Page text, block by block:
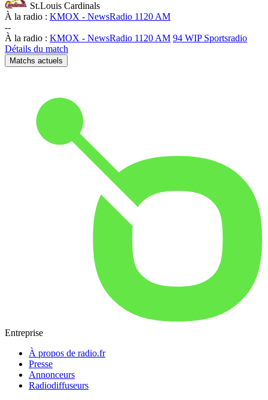
St.Louis Cardinals
À la radio : KMOX - NewsRadio 1120 AM
--
À la radio : KMOX - NewsRadio 1120 AM 94 WIP Sportsradio
Détails du match
Matchs actuels
Entreprise
À propos de radio.fr
Presse
Annonceurs
Radiodiffuseurs